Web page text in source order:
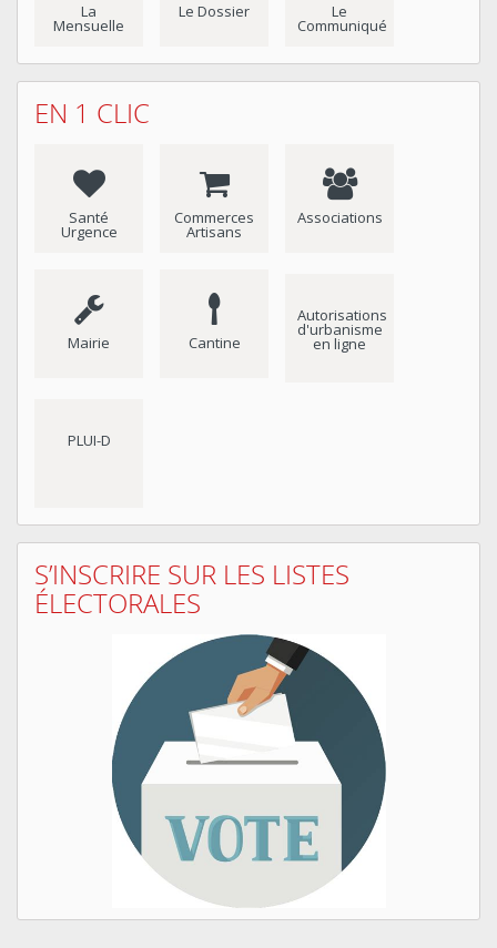
La
Mensuelle
Le Dossier Le
Communiqué
EN 1 CLIC
Santé
Urgence
Commerces
Artisans
Associations
Mairie Cantine
Autorisations
d'urbanisme
en ligne
PLUI-D
S’INSCRIRE SUR LES LISTES
ÉLECTORALES